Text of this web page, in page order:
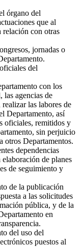
órgano del
que al
relación con otras
jornadas o
del
con los
las agencias de
las labores de
Departamento, así
oficiales, remitidos y
sin perjuicio
otros Departamentos.
dependencias
de planes
de seguimiento y
de la publicación
a las solicitudes
pública, y de la
en
del uso del
puestos al